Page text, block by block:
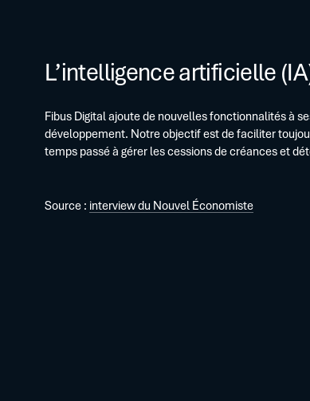
L’intelligence artificielle
Fibus Digital ajoute de nouvelles fonctionnalités à
développement. Notre objectif est de faciliter
temps passé à gérer les cessions de créances et
Source : interview du Nouvel Économiste